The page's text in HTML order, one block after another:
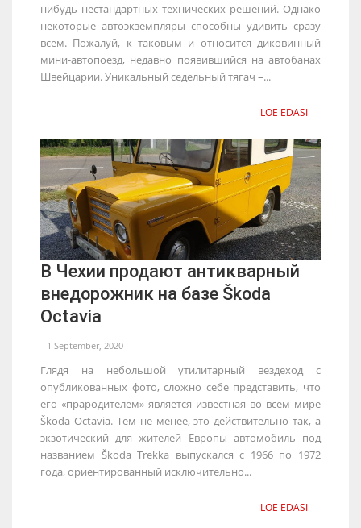
нибудь нестандартных технических решений. Однако
некоторые автоэкземпляры способны удивить сразу
всем. Пожалуй, к таковым и относится диковинный
мини-автопоезд, недавно появившийся на автобанах
Швейцарии. Уникальный седельный тягач –...
LOE EDASI
В Чехии продают антикварный
внедорожник на базе Škoda
Octavia
1 September, 2020
Глядя на небольшой утилитарный вездеход с
опубликованных фото, сложно себе представить, что
его «прародителем» является известная во всем мире
Škoda Octavia. Тем не менее, это действительно так, а
экзотический для жителей Европы автомобиль под
названием Škoda Trekka выпускался с 1966 по 1972
года, ориентированный исключительно...
LOE EDASI